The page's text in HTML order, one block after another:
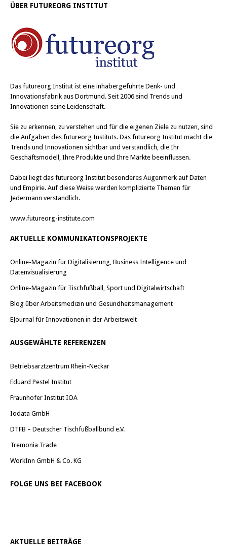
ÜBER FUTUREORG INSTITUT
Das futureorg Institut ist eine inhabergeführte Denk- und
Innovationsfabrik aus Dortmund. Seit 2006 sind Trends und
Innovationen seine Leidenschaft.
Sie zu erkennen, zu verstehen und für die eigenen Ziele zu nutzen, sind
die Aufgaben des futureorg Instituts. Das futureorg Institut macht die
Trends und Innovationen sichtbar und verständlich, die Ihr
Geschäftsmodell, Ihre Produkte und Ihre Märkte beeinflussen.
Dabei liegt das futureorg Institut besonderes Augenmerk auf Daten
und Empirie. Auf diese Weise werden komplizierte Themen für
Jedermann verständlich.
www.futureorg-institute.com
AKTUELLE KOMMUNIKATIONSPROJEKTE
Online-Magazin für Digitalisierung, Business Intelligence und
Datenvisualisierung
Online-Magazin für Tischfußball, Sport und Digitalwirtschaft
Blog über Arbeitsmedizin und Gesundheitsmanagement
EJournal für Innovationen in der Arbeitswelt
AUSGEWÄHLTE REFERENZEN
Betriebsarztzentrum Rhein-Neckar
Eduard Pestel Institut
Fraunhofer Institut IOA
Iodata GmbH
DTFB – Deutscher Tischfußballbund e.V.
Tremonia Trade
WorkInn GmbH & Co. KG
FOLGE UNS BEI FACEBOOK
AKTUELLE BEITRÄGE